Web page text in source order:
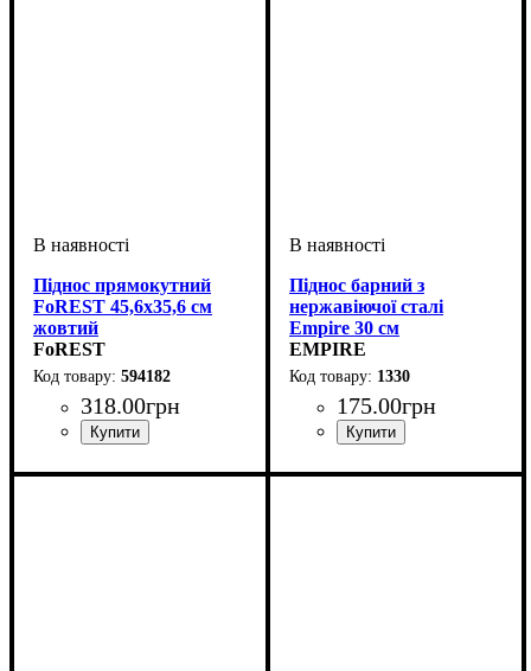
Піднос прямокутний
FoREST 45,6х35,6 см
жовтий
FoREST
594182
318.00грн
Піднос барний з
нержавіючої сталі
Empire 30 см
EMPIRE
1330
175.00грн